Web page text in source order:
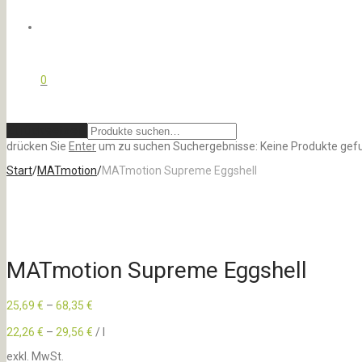
0
drücken Sie Enterum zu suchen Suchergebnisse: Keine Produkte
Start/MATmotion/MATmotion Supreme Eggshell
MATmotion Supreme Eggshell
25,69 € – 68,35 €
22,26 € – 29,56 € /
exkl. MwSt.